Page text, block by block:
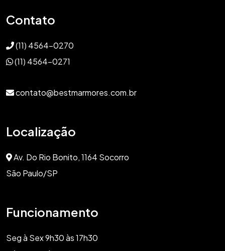
Contato
(11) 4564-0270
(11) 4564-0271
contato@bestmarmores.com.br
Localização
Av. Do Rio Bonito, 1164 Socorro
São Paulo/SP
Funcionamento
Seg à Sex 9h30 às 17h30